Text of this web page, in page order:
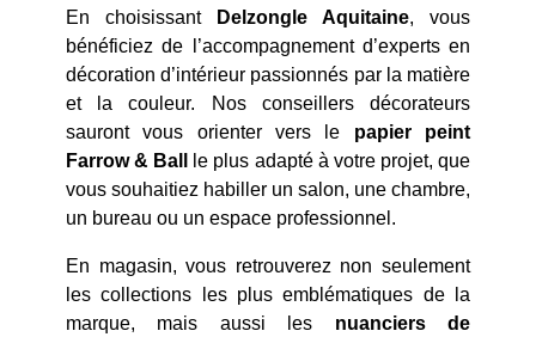
En choisissant Delzongle Aquitaine, vous
bénéficiez de l’accompagnement d’experts en
décoration d’intérieur passionnés par la matière
et la couleur. Nos conseillers décorateurs
sauront vous orienter vers le papier peint
Farrow & Ball
le plus adapté à votre projet, que
vous souhaitiez habiller un salon, une chambre,
un bureau ou un espace professionnel.
En magasin, vous retrouverez non seulement
les collections les plus emblématiques de la
marque, mais aussi les nuanciers de